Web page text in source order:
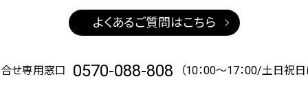
よくあるご質問はこちら
せ専用窓口 0570-088-808 （10：00～17：00/土日祝日